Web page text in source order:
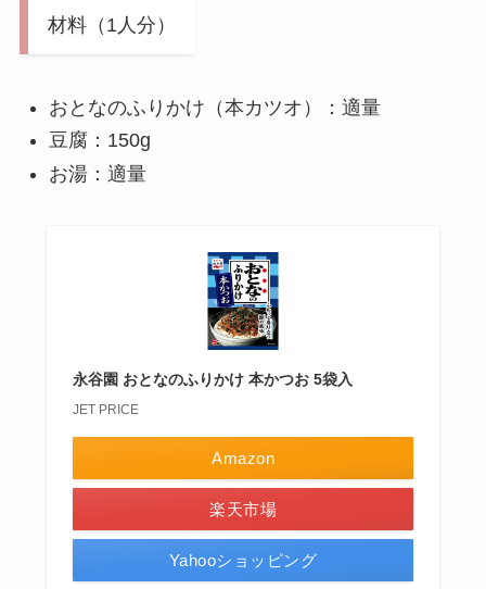
材料（1人分）
おとなのふりかけ（本カツオ）：適量
豆腐：150g
お湯：適量
永谷園 おとなのふりかけ 本かつお 5袋入
JET PRICE
Amazon
楽天市場
Yahooショッピング